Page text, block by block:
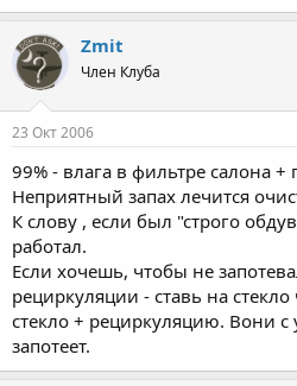
Zmit
Член Клуба
23 Окт 2006
99% - влага в фильтре салона +
Неприятный запах лечится
К слову , если был "строго
работал.
Если хочешь, чтобы не
рециркуляции - ставь на
стекло + рециркуляцию. Вони с
запотеет.